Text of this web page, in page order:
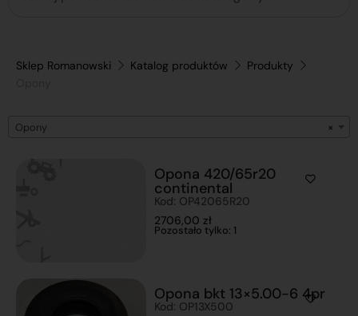
Sklep Romanowski Katalog produktów
Produkty
×
Opony
Opona 420/65r20
continental
Kod: OP42065R20
2706,00 zł
Pozostało tylko: 1
Opona bkt 13×5.00-6 4pr
Kod: OP13X500